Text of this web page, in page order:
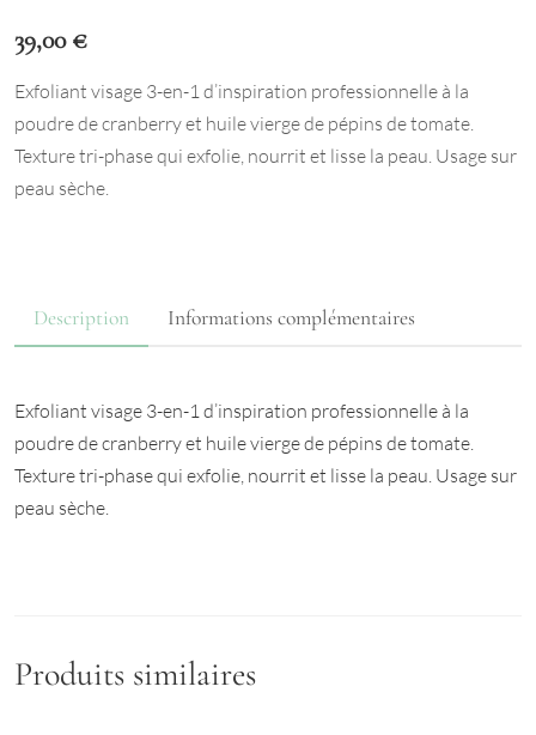
39,00€
Exfoliant visage 3-en-1 d’inspiration professionnelle à la
poudre de cranberry et huile vierge de pépins de tomate.
Texture tri-phase qui exfolie, nourrit et lisse la peau. Usage sur
peau sèche.
Description Informations complémentaires
Exfoliant visage 3-en-1 d’inspiration professionnelle à la
poudre de cranberry et huile vierge de pépins de tomate.
Texture tri-phase qui exfolie, nourrit et lisse la peau. Usage sur
peau sèche.
Produits similaires